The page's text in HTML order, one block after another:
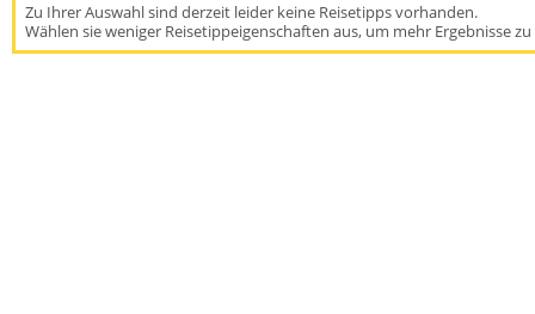
Zu Ihrer Auswahl sind derzeit leider keine Reisetipps vorhanden.
Wählen sie weniger Reisetippeigenschaften aus, um mehr Ergebnisse